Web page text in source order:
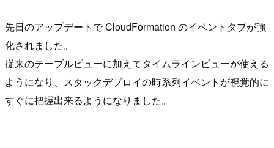
先日のアップデートで CloudFormation のイベントタブが強
化されました。
従来のテーブルビューに加えてタイムラインビューが使える
ようになり、スタックデプロイの時系列イベントが視覚的に
すぐに把握出来るようになりました。